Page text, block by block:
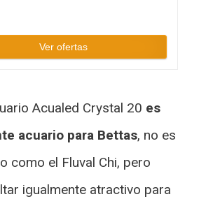
Ver ofertas
Acualed Crystal 20 es
acuario para Bettas, no es
como el Fluval Chi, pero
igualmente atractivo para